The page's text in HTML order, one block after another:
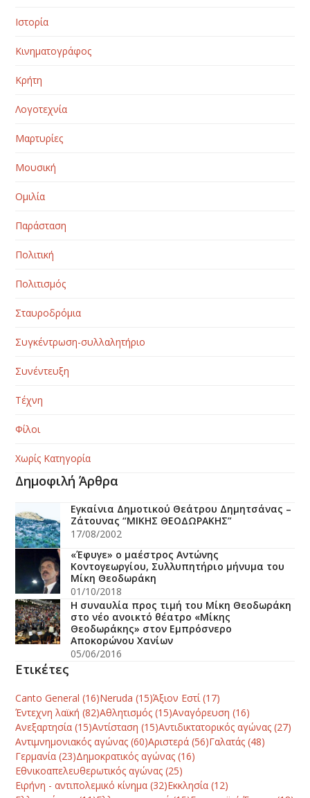
Ιστορία
Κινηματογράφος
Κρήτη
Λογοτεχνία
Μαρτυρίες
Μουσική
Ομιλία
Παράσταση
Πολιτική
Πολιτισμός
Σταυροδρόμια
Συγκέντρωση-συλλαλητήριο
Συνέντευξη
Τέχνη
Φίλοι
Χωρίς Κατηγορία
Δημοφιλή Άρθρα
Εγκαίνια Δημοτικού Θεάτρου Δημητσάνας –
Ζάτουνας “ΜΙΚΗΣ ΘΕΟΔΩΡΑΚΗΣ”
17/08/2002
«Έφυγε» ο μαέστρος Αντώνης
Κοντογεωργίου, Συλλυπητήριο μήνυμα του
Μίκη Θεοδωράκη
01/10/2018
Η συναυλία προς τιμή του Μίκη Θεοδωράκη
στο νέο ανοικτό θέατρο «Μίκης
Θεοδωράκης» στον Εμπρόσνερο
Αποκορώνου Χανίων
05/06/2016
Ετικέτες
Canto General (16)Neruda (15)Άξιον Εστί (17)
Έντεχνη λαϊκή (82)Αθλητισμός (15)Αναγόρευση (16)
Ανεξαρτησία (15)Αντίσταση (15)Αντιδικτατορικός αγώνας (27)
Αντιμνημονιακός αγώνας (60)Αριστερά (56)Γαλατάς (48)
Γερμανία (23)Δημοκρατικός αγώνας (16)
Εθνικοαπελευθερωτικός αγώνας (25)
Ειρήνη - αντιπολεμικό κίνημα (32)Εκκλησία (12)